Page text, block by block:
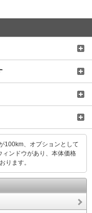
100km、オプションとして
ンドウがあり、本体価格
ります。